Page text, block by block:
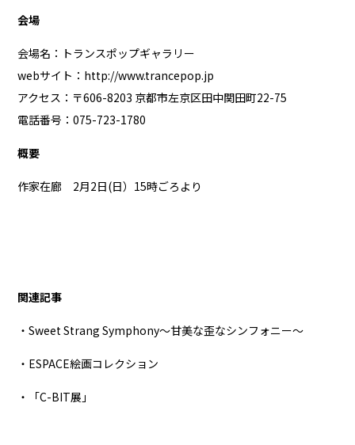
会場
会場名：トランスポップギャラリー
webサイト： http://www.trancepop.jp
アクセス：〒606-8203 京都市左京区田中関田町22-75
電話番号：075-723-1780
概要
作家在廊 2月2日(日）15時ごろより
関連記事
・Sweet Strang Symphony～甘美な歪なシンフォニー～
・ESPACE絵画コレクション
・「C-BIT展」